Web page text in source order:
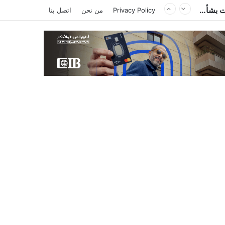
أزمة البرازيلي بيزيرا تشتعل.. الزمالك يغلق باب رحيل اللاعب ويؤكد : « لن ندخل في مفاوضات بشأن أي عروض » Privacy Policy من نحن اتصل بنا